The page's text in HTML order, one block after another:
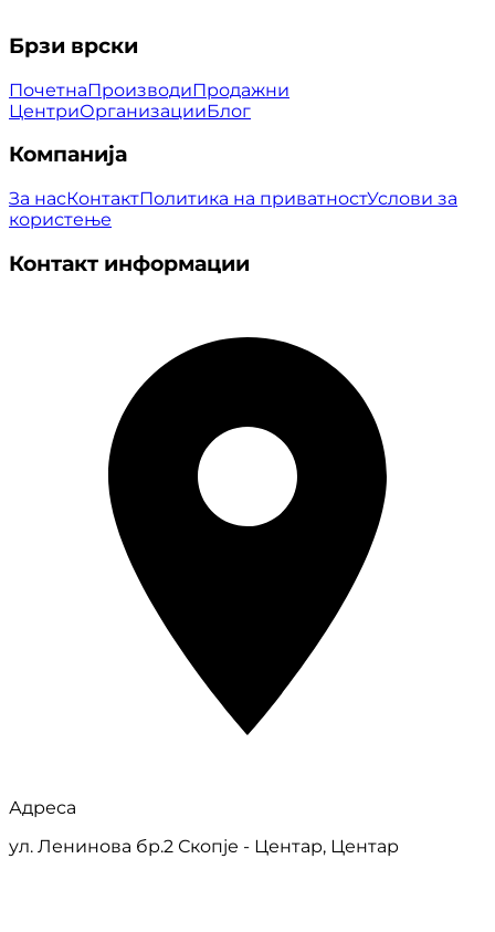
Брзи врски
ПочетнаПроизводиПродажни
ЦентриОрганизацииБлог
Компанија
За насКонтактПолитика на приватностУслови за
користење
Контакт информации
Адреса
ул. Ленинова бр.2 Скопје - Центар, Центар